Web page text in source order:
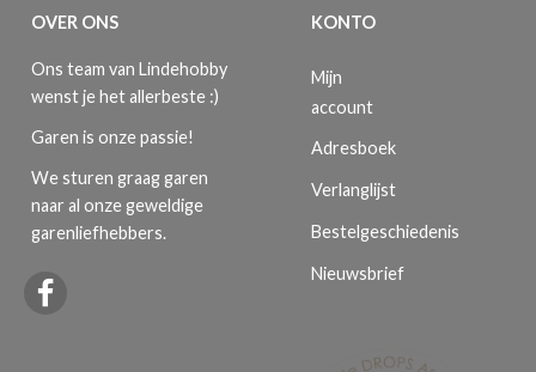
OVER ONS
Ons team van Lindehobby
wenst je het allerbeste :)
Garen is onze passie!
We sturen graag garen
naar al onze geweldige
garenliefhebbers.
KONTO
Mijn
account
Adresboek
Verlanglijst
Bestelgeschiedenis
Nieuwsbrief